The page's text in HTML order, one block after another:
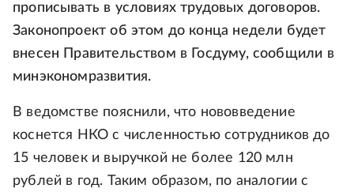
прописывать в условиях трудовых договоров.
Законопроект об этом до конца недели будет
внесен Правительством в Госдуму, сообщили в
минэкономразвития.
В ведомстве пояснили, что нововведение
коснется НКО с численностью сотрудников до
15 человек и выручкой не более 120 млн
рублей в год. Таким образом, по аналогии с